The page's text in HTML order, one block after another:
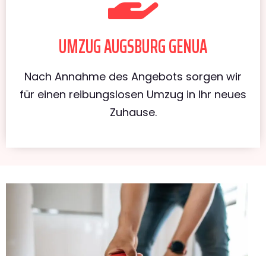
UMZUG AUGSBURG GENUA
Nach Annahme des Angebots sorgen wir
für einen reibungslosen Umzug in Ihr neues
Zuhause.